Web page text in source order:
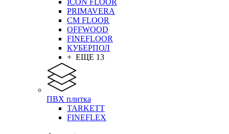
ICON FLOOR
PRIMAVERA
CM FLOOR
OFFWOOD
FINEFLOOR
КУБЕРПОЛ
+ ЕЩЕ 13
ПВХ плитка
TARKETT
FINEFLEX